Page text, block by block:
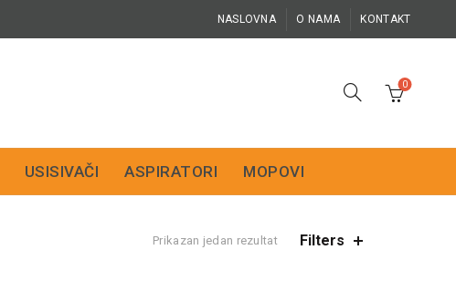
NASLOVNA O NAMA KONTAKT
0
USISIVAČI ASPIRATORI MOPOVI
Prikazan jedan rezultat Filters